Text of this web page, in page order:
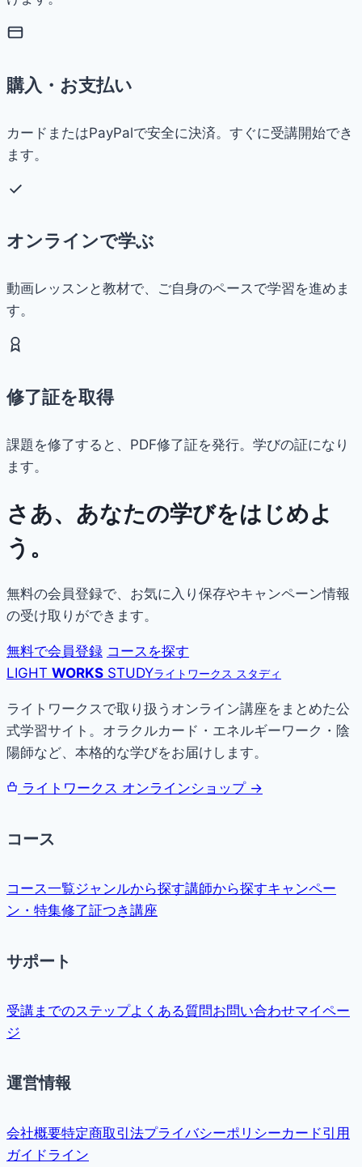
購入・お支払い
カードまたはPayPalで安全に決済。すぐに受講開始でき
ます。
オンラインで学ぶ
動画レッスンと教材で、ご自身のペースで学習を進めま
す。
修了証を取得
課題を修了すると、PDF修了証を発行。学びの証になり
ます。
さあ、あなたの学びをはじめよ
う。
無料の会員登録で、お気に入り保存やキャンペーン情報
の受け取りができます。
無料で会員登録 コースを探す
LIGHT WORKS STUDYライトワークス スタディ
ライトワークスで取り扱うオンライン講座をまとめた公
式学習サイト。オラクルカード・エネルギーワーク・陰
陽師など、本格的な学びをお届けします。
ライトワークス オンラインショップ →
コース
コース一覧ジャンルから探す講師から探すキャンペー
ン・特集修了証つき講座
サポート
受講までのステップよくある質問お問い合わせマイペー
ジ
運営情報
会社概要特定商取引法プライバシーポリシーカード引用
ガイドライン